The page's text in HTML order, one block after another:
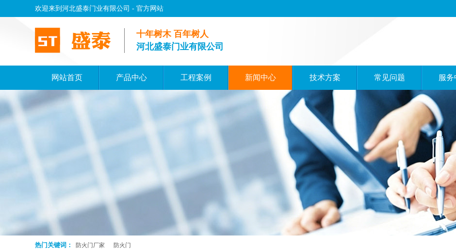
欢迎来到河北盛泰门业有限公司 - 官方网站
十年树木 百年树人
河北盛泰门业有限公司
网站首页 产品中心 工程案例 新闻中心 技术方案 常见问题 服务
热门关键词： 防火门厂家 防火门